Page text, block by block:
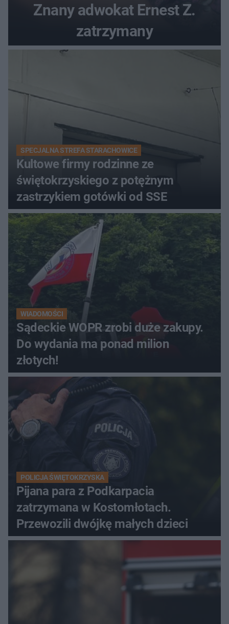
Znany adwokat Ernest Z.
zatrzymany
SPECJALNA STREFA STARACHOWICE
Kultowe firmy rodzinne ze
świętokrzyskiego z potężnym
zastrzykiem gotówki od SSE
WIADOMOŚCI
Sądeckie WOPR zrobi duże zakupy.
Do wydania ma ponad milion
złotych!
POLICJA ŚWIĘTOKRZYSKA
Pijana para z Podkarpacia
zatrzymana w Kostomłotach.
Przewozili dwójkę małych dzieci